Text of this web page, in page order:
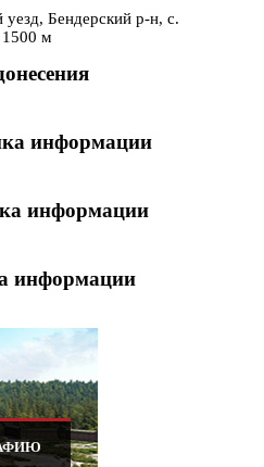
Бендерский р-н, с.
1500 м
информации
информации
информации